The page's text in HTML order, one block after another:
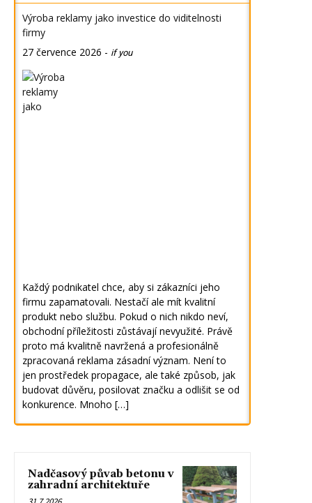
Výroba reklamy jako investice do viditelnosti
firmy
27 července 2026 - if you
Každý podnikatel chce, aby si zákazníci jeho
firmu zapamatovali. Nestačí ale mít kvalitní
produkt nebo službu. Pokud o nich nikdo neví,
obchodní příležitosti zůstávají nevyužité. Právě
proto má kvalitně navržená a profesionálně
zpracovaná reklama zásadní význam. Není to
jen prostředek propagace, ale také způsob, jak
budovat důvěru, posilovat značku a odlišit se od
konkurence. Mnoho […]
Nadčasový půvab betonu v
zahradní architektuře